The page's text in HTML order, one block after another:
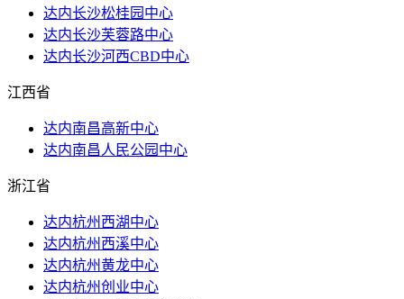
达内长沙松桂园中心
达内长沙芙蓉路中心
达内长沙河西CBD中心
江西省
达内南昌高新中心
达内南昌人民公园中心
浙江省
达内杭州西湖中心
达内杭州西溪中心
达内杭州黄龙中心
达内杭州创业中心